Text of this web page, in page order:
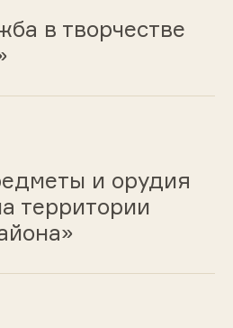
в творчестве
и орудия
территории